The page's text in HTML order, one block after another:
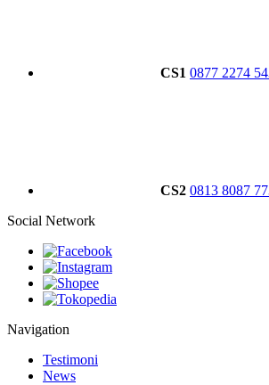
CS1 0877 2274
CS2 0813 8087
Social Network
Navigation
Testimoni
News